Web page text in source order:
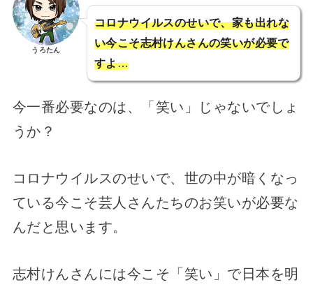
うろたん
コロナウイルスのせいで、家も出れな
い今こそ志村けんさんの笑いが必要で
すよ…
今一番必要なのは、「笑い」じゃないでしょ
うか？
コロナウイルスのせいで、世の中が暗くなっ
ている今こそ芸人さんたちのお笑いが必要な
んだと思います。
志村けんさんには今こそ「笑い」で日本を明